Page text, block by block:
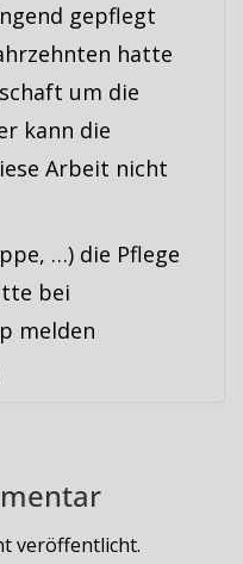
gepflegt
hatte
um die
kann die
Arbeit nicht
…) die Pflege
bei
melden
veröffentlicht.